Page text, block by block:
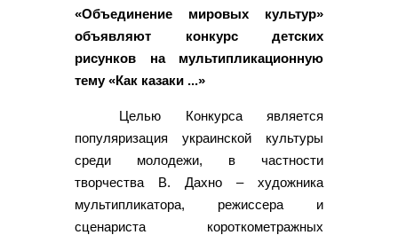
«Объединение мировых культур»
объявляют конкурс детских
рисунков на мультипликационную
тему «Как казаки ...»
Целью Конкурса является
популяризация украинской культуры
среди молодежи, в частности
творчества В. Дахно – художника
мультипликатора, режиссера и
сценариста короткометражных